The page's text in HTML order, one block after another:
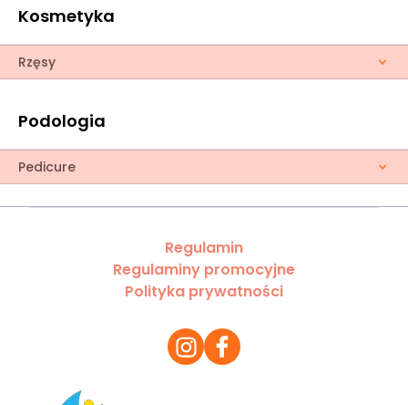
Kosmetyka
Rzęsy
Podologia
Pedicure
Regulamin
Regulaminy promocyjne
Polityka prywatności